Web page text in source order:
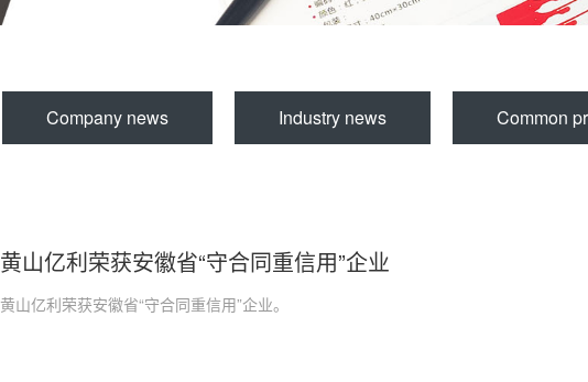
Company news Industry news Common
黄山亿利荣获安徽省“守合同重信用”企业
黄山亿利荣获安徽省“守合同重信用”企业。